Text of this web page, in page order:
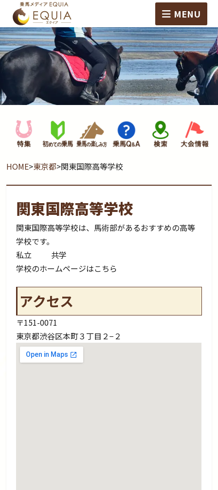
MENU
HOME>東京都>関東国際高等学校
関東国際高等学校
関東国際高等学校は、馬術部があるおすすめの高等
学校です。
私立
共学
学校のホームページはこちら
アクセス
〒151-0071
東京都渋谷区本町３丁目２−２